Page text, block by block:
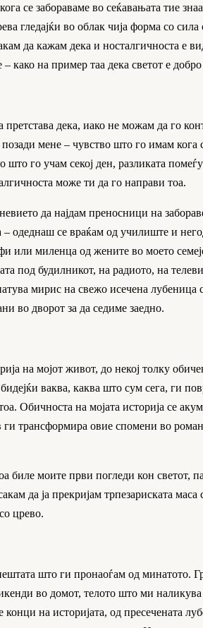
се забораваме во сеќавањата тие
гледајќи во облак чија форма со
да кажам дека и носталгичноста е
на пример таа дека светот е добро
дека, иако не можам да го
мене – чувство што го имам
што го учам секој ден, разликата
може ти да го направи тоа.
да најдам преносници на
одеднаш се враќам од училиште и
или миленца од жените во моето
под будилникот, на радиото, на
мирис на свежо исечена лубеница
во дворот за да седиме заедно.
на мојот живот, до некој толку
ваква, каква што сум сега, ги
Обичноста на мојата историја се
трансформира овие спомени во
моите први погледи кон светот,
да ја прекријам трпезариската
црево.
што ги пронаоѓам од минатото.
во домот, телото што ми
на историјата, од пресечената